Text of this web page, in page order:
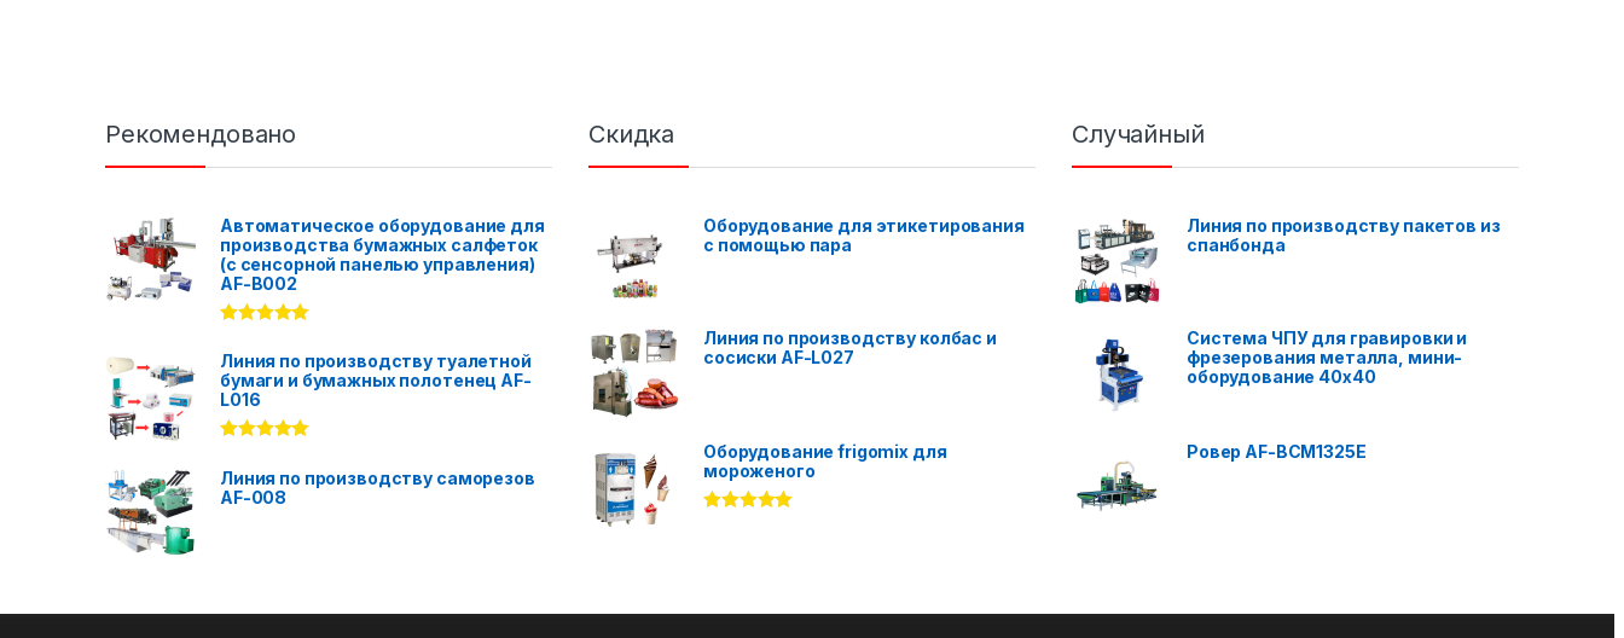
Рекомендовано
Автоматическое оборудование для
производства бумажных салфеток
(с сенсорной панелью управления)
AF-B002
out of 5
Линия по производству туалетной
бумаги и бумажных полотенец AF-
L016
out of 5
Линия по производству саморезов
AF-008
Скидка
Оборудование для этикетирования
с помощью пара
Линия по производству колбас и
сосиски AF-L027
Оборудование frigomix для
мороженого
Случайный
Линия по производству пакетов из
спанбонда
Система ЧПУ для гравировки и
фрезерования металла, мини-
оборудование 40x40
Ровер AF-BCM1325E